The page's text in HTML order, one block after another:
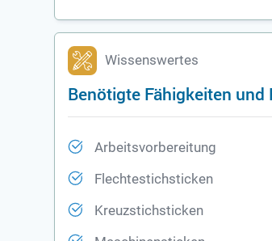
Wissenswertes
Benötigte Fähigkeiten
Arbeitsvorbereitung
Flechtestichsticken
Kreuzstichsticken